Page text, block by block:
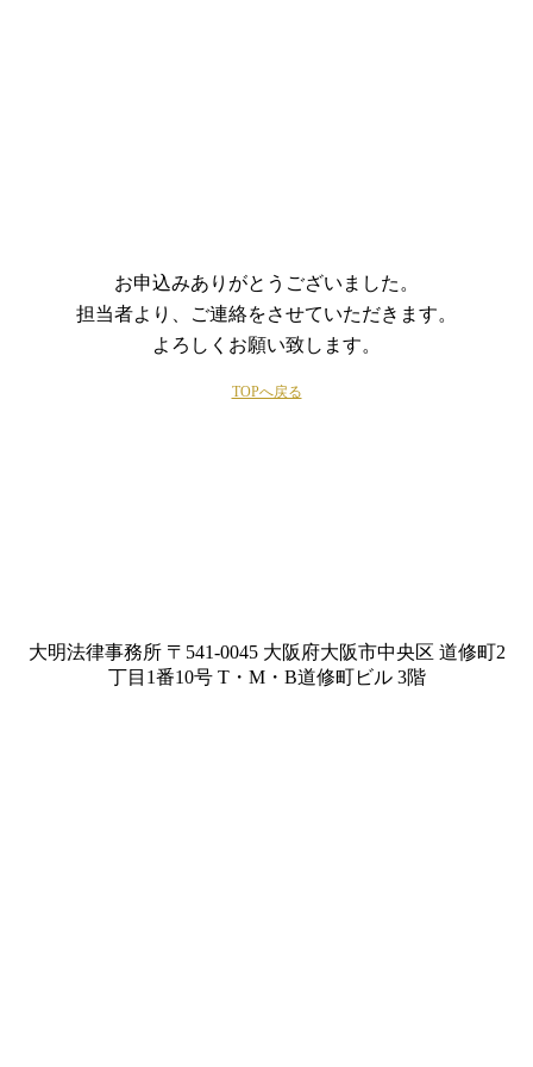
お申込みありがとうございました。
担当者より、ご連絡をさせていただきます。
よろしくお願い致します。
TOPへ戻る
大明法律事務所 〒541-0045 大阪府大阪市中央区 道修町2
丁目1番10号 T・M・B道修町ビル 3階